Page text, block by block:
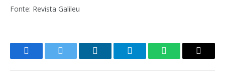
Fonte: Revista Galileu
FacebookTwitter LinkedInTelegramWhatsAppCopy